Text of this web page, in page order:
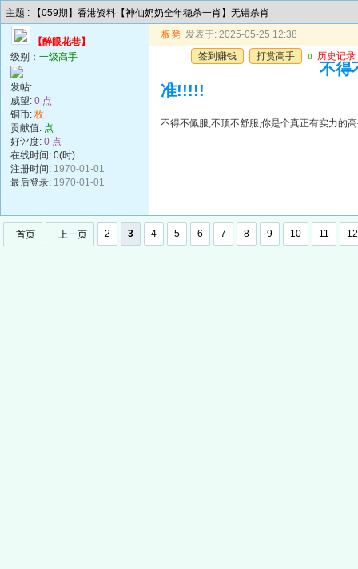
主题 : 【059期】香港资料【神仙奶奶全年稳杀一肖】无错杀肖
【醉眼花巷】
级别： 一级高手
发帖:
威望: 0 点
铜币: 枚
贡献值: 点
好评度: 0 点
在线时间: 0(时)
注册时间: 1970-01-01
最后登录: 1970-01-01
板凳 发表于: 2025-05-25 12:38
签到赚钱
打赏高手 u 历史记录
不得
准!!!!!
不得不佩服,不顶不舒服,你是个真正有实力的
首页 上一页 2 3 4 5 6 7 8 9 10 11 12